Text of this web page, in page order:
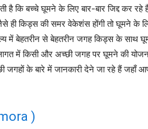
है कि बच्चे घूमने के लिए बार-बार जिद्द कर
किड्स की समर वेकेशंस होंगी तो घूमने के
में बेहतरीन से बेहतरीन जगह किड्स के साथ
में किसी और अच्छी जगह पर घूमने की
जगहों के बारे में जानकारी देने जा रहे हैं
)